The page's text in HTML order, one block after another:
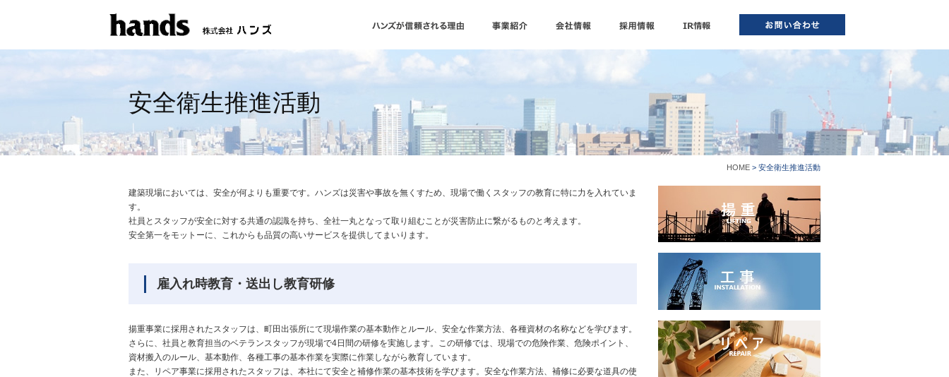
安全衛生推進活動
HOME > 安全衛生推進活動
建築現場においては、安全が何よりも重要です。ハンズは災害や事故を無くすため、現場で働くスタッフの教育に特に力を入れていま
す。
社員とスタッフが安全に対する共通の認識を持ち、全社一丸となって取り組むことが災害防止に繋がるものと考えます。
安全第一をモットーに、これからも品質の高いサービスを提供してまいります。
雇入れ時教育・送出し教育研修
揚重事業に採用されたスタッフは、町田出張所にて現場作業の基本動作とルール、安全な作業方法、各種資材の名称などを学びます。
さらに、社員と教育担当のベテランスタッフが現場で4日間の研修を実施します。この研修では、現場での危険作業、危険ポイント、
資材搬入のルール、基本動作、各種工事の基本作業を実際に作業しながら教育しています。
また、リペア事業に採用されたスタッフは、本社にて安全と補修作業の基本技術を学びます。安全な作業方法、補修に必要な道具の使